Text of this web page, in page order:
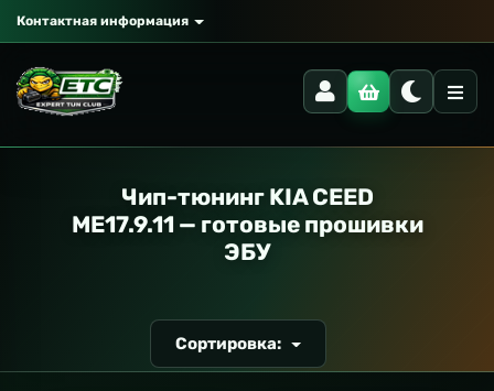
Контактная информация
Чип-тюнинг KIA CEED
ME17.9.11 — готовые прошивки
ЭБУ
Сортировка: